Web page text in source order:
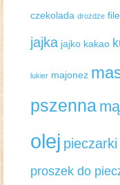
czekolada drożdże
jajka jajko kakao
lukier majonez
pszenna
olej pieczarki
proszek do